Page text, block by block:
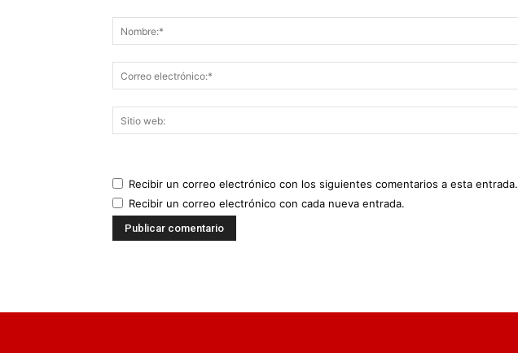
Recibir un correo electrónico con los siguientes comentarios a esta entrada.
Recibir un correo electrónico con cada nueva entrada.